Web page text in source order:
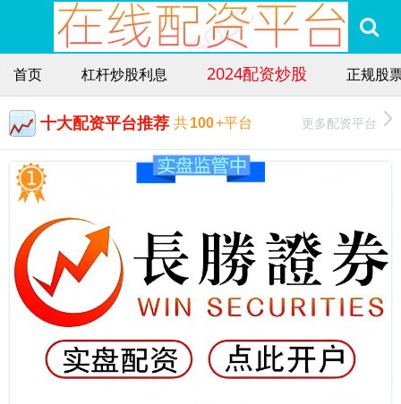
首页 杠杆炒股利息 2024配资炒股 正规股
十大配资平台推荐 共100+平台 更多配资平台